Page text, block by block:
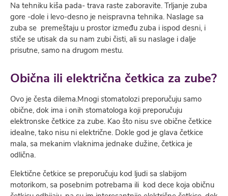
Na tehniku kiša pada- trava raste zaboravite. Trljanje zuba
gore -dole i levo-desno je neispravna tehnika. Naslage sa
zuba se premeštaju u prostor između zuba i ispod desni, i
stiče se utisak da su nam zubi čisti, ali su naslage i dalje
prisutne, samo na drugom mestu.
Obična ili električna četkica za zube?
Ovo je česta dilema.Mnogi stomatolozi preporučuju samo
obične, dok ima i onih stomatologa koji preporučuju
elektronske četkice za zube. Kao što nisu sve obične četkice
idealne, tako nisu ni električne. Dokle god je glava četkice
mala, sa mekanim vlaknima jednake dužine, četkica je
odlična.
Elektične četkice se preporučuju kod ljudi sa slabijom
motorikom, sa posebnim potrebama ili kod dece koja običnu